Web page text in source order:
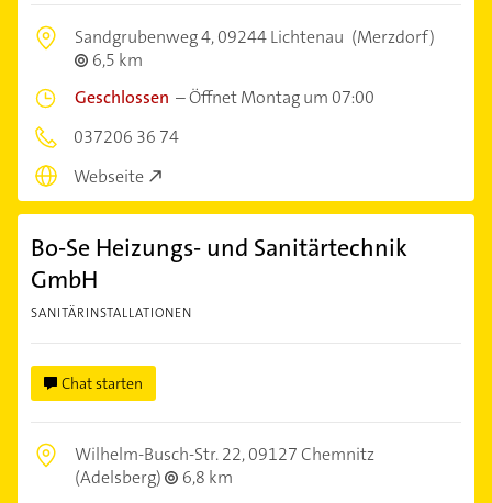
Sandgrubenweg 4,09244 Lichtenau (Merzdorf)
6,5 km
Geschlossen –Öffnet Montag um 07:00
037206 36 74
Webseite
Bo-Se Heizungs- und Sanitärtechnik
GmbH
SANITÄRINSTALLATIONEN
Chat starten
Wilhelm-Busch-Str. 22,09127 Chemnitz
(Adelsberg)
6,8 km